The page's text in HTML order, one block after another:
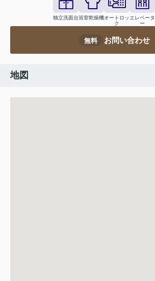
独立洗面台浴室乾燥機オートロッ
ク
エレベータ
ー
無料 お問い合わせ
地図